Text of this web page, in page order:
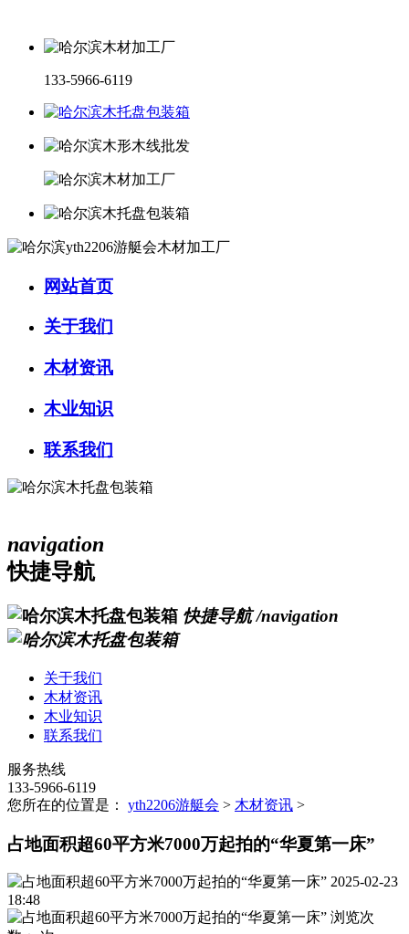
133-5966-6119
网站首页
关于我们
木材资讯
木业知识
联系我们
navigation
快捷导航
快捷导航 /navigation
关于我们
木材资讯
木业知识
联系我们
服务热线
133-5966-6119
您所在的位置是： yth2206游艇会 > 木材资讯 >
占地面积超60平方米7000万起拍的“华夏第一床”
2025-02-23
18:48
浏览次